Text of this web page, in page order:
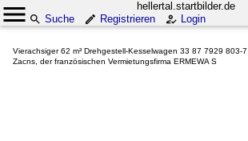
hellertal.startbilder.de
Suche
Registrieren Login
Vierachsiger 62 m³ Drehgestell-Kesselwagen 33 87 7929 803-
Zacns, der französischen Vermietungsfirma ERMEWA S